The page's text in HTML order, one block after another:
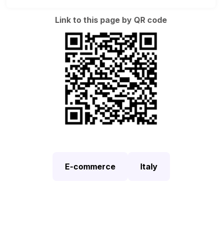
Link to this page by QR code
E-commerce Italy